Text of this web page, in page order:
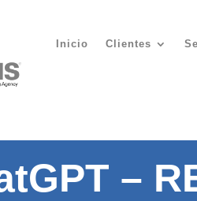
Inicio Clientes
–